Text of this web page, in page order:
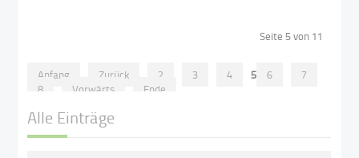
Seite 5 von 11
Anfang Zurück 2 3 4 5 6
7
8
Vorwärts Ende
Alle Einträge